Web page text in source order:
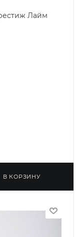
Лайм
В КОРЗИНУ